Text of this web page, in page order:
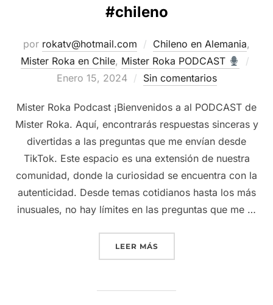
#chileno
por rokatv@hotmail.com Chileno en Alemania,
Mister Roka en Chile, Mister Roka PODCAST
Enero 15, 2024 Sin comentarios
Mister Roka Podcast ¡Bienvenidos a al PODCAST de
Mister Roka. Aquí, encontrarás respuestas sinceras y
divertidas a las preguntas que me envían desde
TikTok. Este espacio es una extensión de nuestra
comunidad, donde la curiosidad se encuentra con la
autenticidad. Desde temas cotidianos hasta los más
inusuales, no hay límites en las preguntas que me …
LEER MÁS“